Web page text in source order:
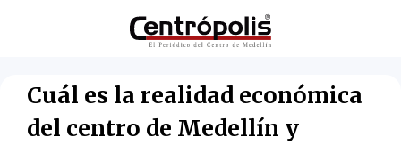
Cuál es la realidad económica
del centro de Medellín y